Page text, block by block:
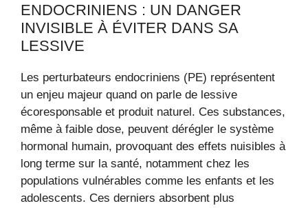
ENDOCRINIENS : UN DANGER
INVISIBLE À ÉVITER DANS SA
LESSIVE
Les perturbateurs endocriniens (PE) représentent
un enjeu majeur quand on parle de lessive
écoresponsable et produit naturel. Ces substances,
même à faible dose, peuvent dérégler le système
hormonal humain, provoquant des effets nuisibles à
long terme sur la santé, notamment chez les
populations vulnérables comme les enfants et les
adolescents. Ces derniers absorbent plus